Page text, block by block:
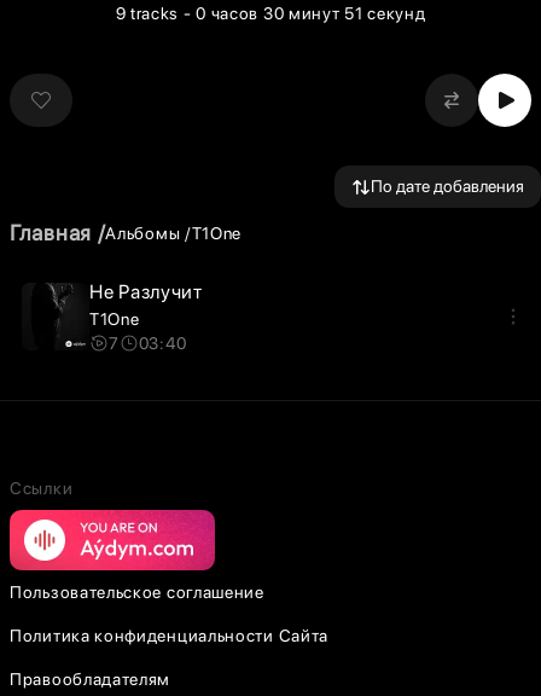
9 tracks - 0 часов 30 минут 51 секунд
По дате добавления
Главная Альбомы T1One
Не Разлучит
T1One
7
03:40
Ссылки
Пользовательское соглашение
Политика конфиденциальности Сайта
Правообладателям